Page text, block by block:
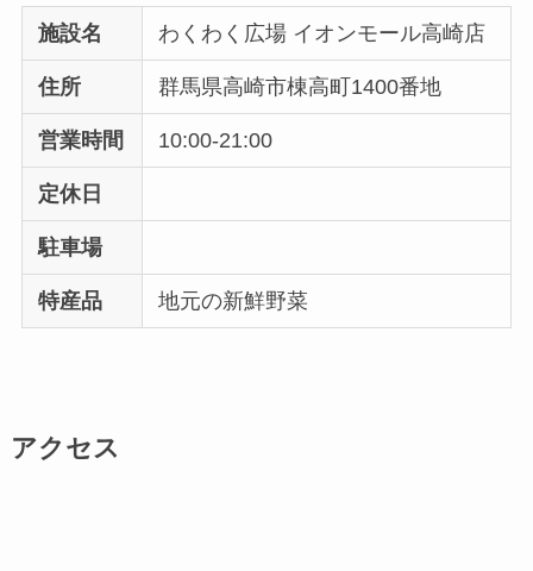
施設名 わくわく広場 イオンモール高崎店
住所 群馬県高崎市棟高町1400番地
営業時間 10:00-21:00
定休日
駐車場
特産品 地元の新鮮野菜
アクセス